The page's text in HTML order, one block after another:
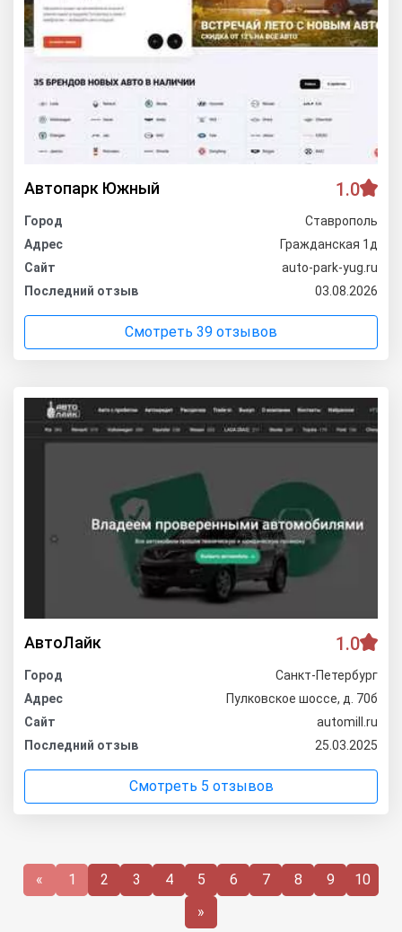
Автопарк Южный 1.0
Город
Ставрополь
Адрес
Гражданская 1д
Сайт
auto-park-yug.ru
Последний отзыв
03.08.2026
Смотреть 39 отзывов
АвтоЛайк 1.0
Город
Санкт-Петербург
Адрес
Пулковское шоссе, д. 70б
Сайт
automill.ru
Последний отзыв
25.03.2025
Смотреть 5 отзывов
« 1 2 3 4 5 6 7 8 9
10
»